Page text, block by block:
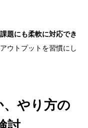
題にも柔軟に対応でき
ウトプットを習慣にし
やり方の